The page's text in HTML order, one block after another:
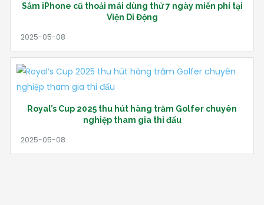
Sắm iPhone cũ thoải mái dùng thử 7 ngày miễn phí tại
Viện Di Động
Royal’s Cup 2025 thu hút hàng trăm Golfer chuyên
nghiệp tham gia thi đấu